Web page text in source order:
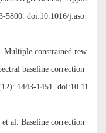
5800. doi:10.1016/j.aso
constrained rew
baseline correction
1443-1451. doi:10.11
al. Baseline correction